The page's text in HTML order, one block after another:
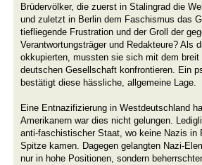
Brüdervölker, die zuerst in Stalingrad die
und zuletzt in Berlin dem Faschismus das
tiefliegende Frustration und der Groll der
Verantwortungsträger und Redakteure? Als
okkupierten, mussten sie sich mit dem
deutschen Gesellschaft konfrontieren. Ein
bestätigt diese hässliche, allgemeine Lage.
Eine Entnazifizierung in Westdeutschland
Amerikanern war dies nicht gelungen.
anti-faschistischer Staat, wo keine Nazis in
Spitze kamen. Dagegen gelangten Nazi-
nur in hohe Positionen, sondern